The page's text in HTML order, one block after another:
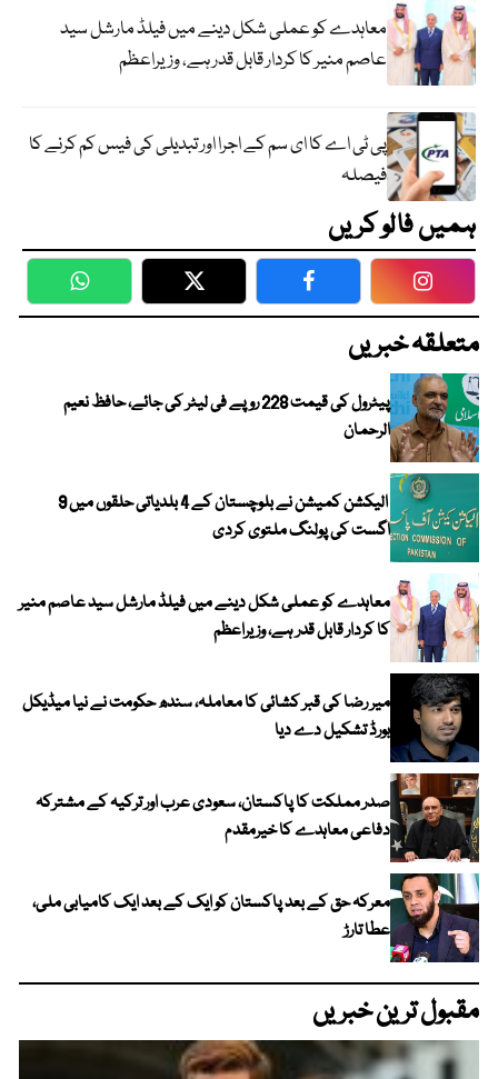
معاہدے کو عملی شکل دینے میں فیلڈ مارشل سید
عاصم منیر کا کردار قابل قدر ہے، وزیراعظم
پی ٹی اے کا ای سم کے اجرا اور تبدیلی کی فیس کم کرنے کا
فیصلہ
ہمیں فالو کریں
WhatsApp Twitter Facebook
متعلقہ خبریں
پیٹرول کی قیمت 228 روپے فی لیٹر کی جائے، حافظ نعیم
الرحمان
الیکشن کمیشن نے بلوچستان کے 4 بلدیاتی حلقوں میں 9
اگست کی پولنگ ملتوی کردی
معاہدے کو عملی شکل دینے میں فیلڈ مارشل سید عاصم منیر
کا کردار قابل قدر ہے، وزیراعظم
میر رضا کی قبر کشائی کا معاملہ، سندھ حکومت نے نیا میڈیکل
بورڈ تشکیل دے دیا
صدر مملکت کا پاکستان، سعودی عرب اور ترکیہ کے مشترکہ
دفاعی معاہدے کا خیرمقدم
معرکہ حق کے بعد پاکستان کو ایک کے بعد ایک کامیابی ملی،
عطا تارڑ
مقبول ترین خبریں